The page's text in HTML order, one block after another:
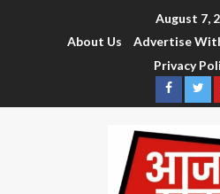
August 7,
About Us
Advertise
Privacy